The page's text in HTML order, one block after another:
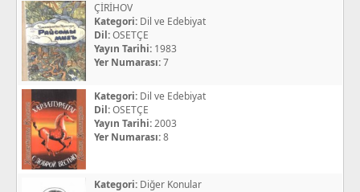
ÇİRİHOV
Kategori: Dil ve Edebiyat
Dil:OSETÇE
Yayın Tarihi: 1983
Yer Numarası:7
Kategori: Dil ve Edebiyat
Dil:OSETÇE
Yayın Tarihi:2003
Yer Numarası:8
Kategori: Diğer Konular